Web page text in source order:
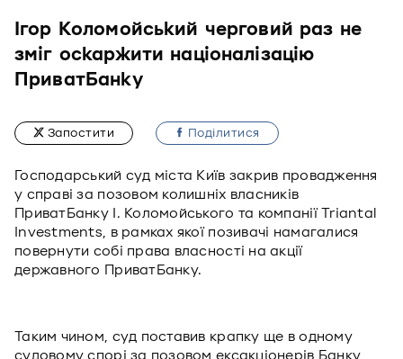
Ігор Коломойський черговий раз не
зміг оскаржити націоналізацію
ПриватБанку
Запостити Подiлитися
Господарський суд міста Київ закрив провадження
у справі за позовом колишніх власників
ПриватБанку І. Коломойського та компанії Triantal
Investments, в рамках якої позивачі намагалися
повернути собі права власності на акції
державного ПриватБанку.
Таким чином, суд поставив крапку ще в одному
судовому спорі за позовом ексакціонерів Банку